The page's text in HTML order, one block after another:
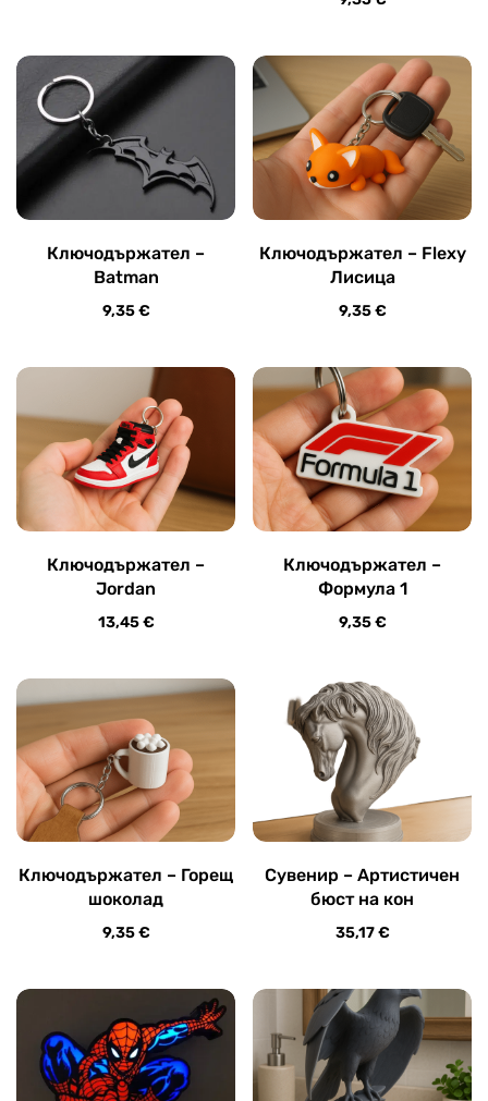
Ключодържател –
Batman
9,35€
Ключодържател – Flexy
Лисица
9,35€
Ключодържател –
Jordan
13,45€
Ключодържател –
Формула 1
9,35€
Ключодържател – Горещ
шоколад
9,35€
Сувенир – Артистичен
бюст на кон
35,17€